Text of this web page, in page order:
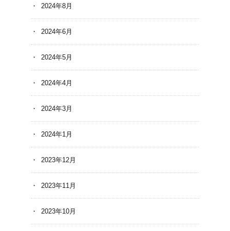
2024年8月
2024年6月
2024年5月
2024年4月
2024年3月
2024年1月
2023年12月
2023年11月
2023年10月